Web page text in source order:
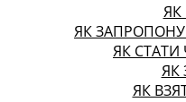
ЯК
ЯК
ЯК СТАТИ
ЯК
ЯК